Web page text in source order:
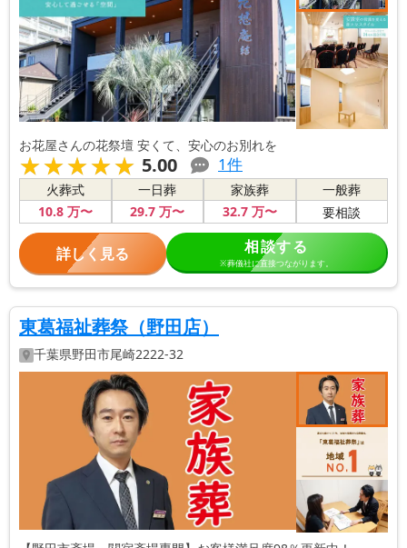
お花屋さんの花祭壇 安くて、安心のお別れを
★★★★★
★★★★★ 5.00 1件
火葬式
10.8万〜
一日葬
29.7 万〜
家族葬
32.7万〜
一般葬
要相談
詳しく見る 相談する
※葬儀社に直接つながります。
東葛福祉葬祭（野田店）
千葉県野田市尾崎2222-32